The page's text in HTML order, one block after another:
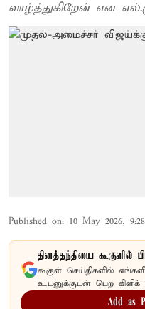
வாழ்த்துகிறேன் என
Published on: 10 May 2026,
தினத்தந்தியை கூகுளில்
கூகுள் செய்திகளில்
உடனுக்குடன் பெற கிளிக்
Add as